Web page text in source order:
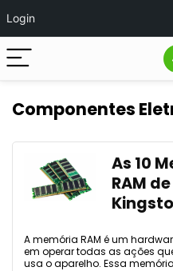
Login
Componentes
As 10
RAM
A memória RAM é um
em operar todas as ações
usa o aparelho. Essa